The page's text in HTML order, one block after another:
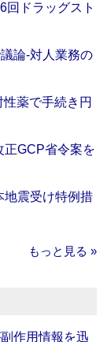
回ドラッグスト
論‐対人業務の
性薬で手続き円
正GCP省令案を
地震受け特例措
もっと見る »
作用情報を迅